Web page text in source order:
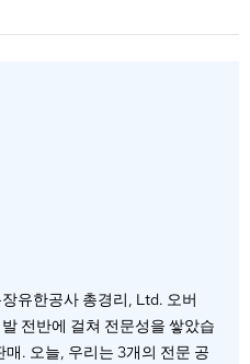
유한공사 총경리, Ltd. 오버
전반에 걸쳐 전문성을 쌓았습
. 오늘, 우리는 3개의 전문 공